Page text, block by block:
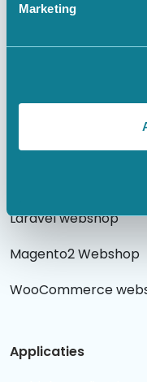
Marketing
Websites
Laravel webshop
Magento2 Webshop
WooCommerce
Applicaties